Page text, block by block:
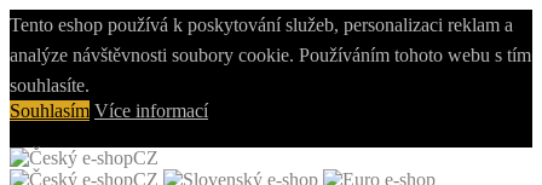
Tento eshop používá k poskytování služeb, personalizaci reklam a
analýze návštěvnosti soubory cookie. Používáním tohoto webu s tím
souhlasíte.
Souhlasím Více informací
CZ
CZ